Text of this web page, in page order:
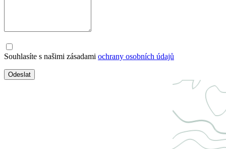
Souhlasíte s našimi zásadami ochrany osobních údajů
Odeslat